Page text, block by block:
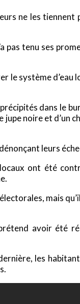
ne les tiennent
pas tenu ses
système d’eau
dans le
noire et d’un
leurs
ont été
mais
avoir été
les